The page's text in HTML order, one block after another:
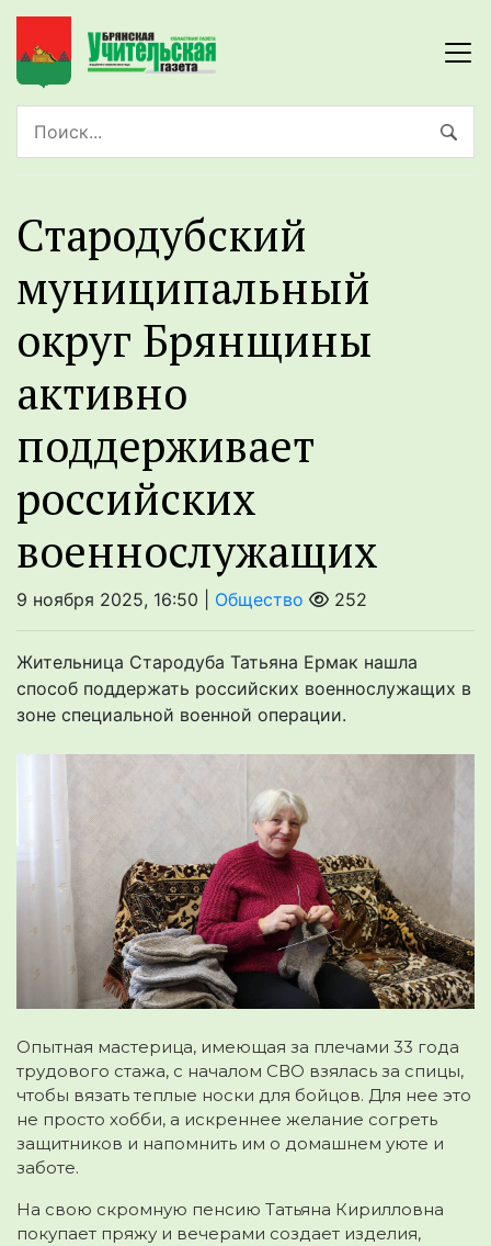
Стародубский
муниципальный
округ Брянщины
активно
поддерживает
российских
военнослужащих
9 ноября 2025, 16:50 | Общество 252
Жительница Стародуба Татьяна Ермак нашла
способ поддержать российских военнослужащих в
зоне специальной военной операции.
Опытная мастерица, имеющая за плечами 33 года
трудового стажа, с началом СВО взялась за спицы,
чтобы вязать теплые носки для бойцов. Для нее это
не просто хобби, а искреннее желание согреть
защитников и напомнить им о домашнем уюте и
заботе.
На свою скромную пенсию Татьяна Кирилловна
покупает пряжу и вечерами создает изделия,